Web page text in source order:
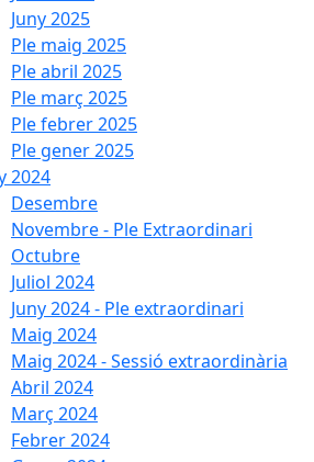
Juny 2025
Ple maig 2025
Ple abril 2025
Ple març 2025
Ple febrer 2025
Ple gener 2025
2024
Desembre
Novembre - Ple Extraordinari
Octubre
Juliol 2024
Juny 2024 - Ple extraordinari
Maig 2024
Maig 2024 - Sessió extraordinària
Abril 2024
Març 2024
Febrer 2024